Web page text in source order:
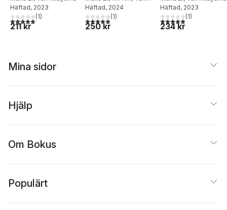
Novel)
Häftad, 2023
5,0utav 5 stjärnor. Totalt antal röster:
(1)
211 kr
Novel)
Kitayama
Häftad, 2024
5,0utav 5 stjärnor. Totalt antal röster:
(1)
250 kr
Novel)
Häftad, 2023
5,0utav 5 stjärnor.
(1)
234 kr
Mina sidor
Hjälp
Om Bokus
Populärt